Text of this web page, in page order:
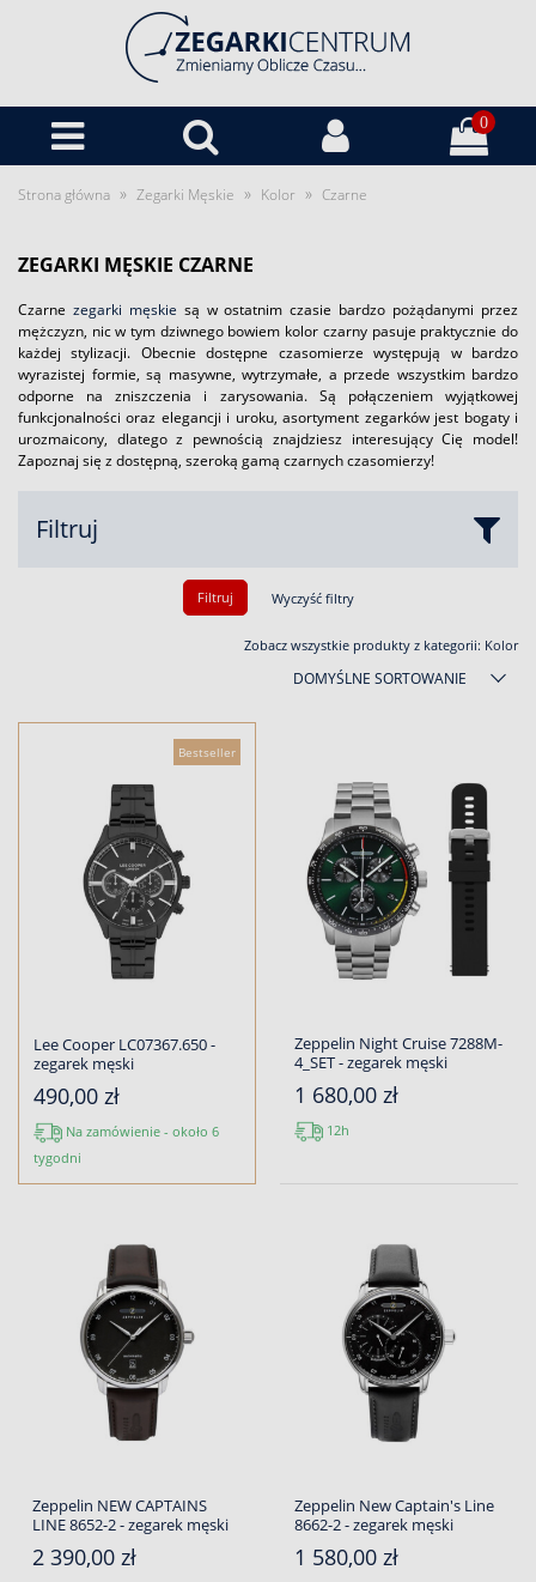
0
Strona główna » Zegarki Męskie » Kolor » Czarne
ZEGARKI MĘSKIE CZARNE
Czarne zegarki męskie są w ostatnim czasie bardzo pożądanymi przez
mężczyzn, nic w tym dziwnego bowiem kolor czarny pasuje praktycznie do
każdej stylizacji. Obecnie dostępne czasomierze występują w bardzo
wyrazistej formie, są masywne, wytrzymałe, a przede wszystkim bardzo
odporne na zniszczenia i zarysowania. Są połączeniem wyjątkowej
funkcjonalności oraz elegancji i uroku, asortyment zegarków jest bogaty i
urozmaicony, dlatego z pewnością znajdziesz interesujący Cię model!
Zapoznaj się z dostępną, szeroką gamą czarnych czasomierzy!
Filtruj
Filtruj Wyczyść filtry
Zobacz wszystkie produkty z kategorii: Kolor
DOMYŚLNE SORTOWANIE
Bestseller
Lee Cooper LC07367.650 -
zegarek męski
490,00 zł
Na zamówienie - około 6
tygodni
Zeppelin Night Cruise 7288M-
4_SET - zegarek męski
1 680,00 zł
12h
Zeppelin NEW CAPTAINS
LINE 8652-2 - zegarek męski
2 390,00 zł
Zeppelin New Captain's Line
8662-2 - zegarek męski
1 580,00 zł